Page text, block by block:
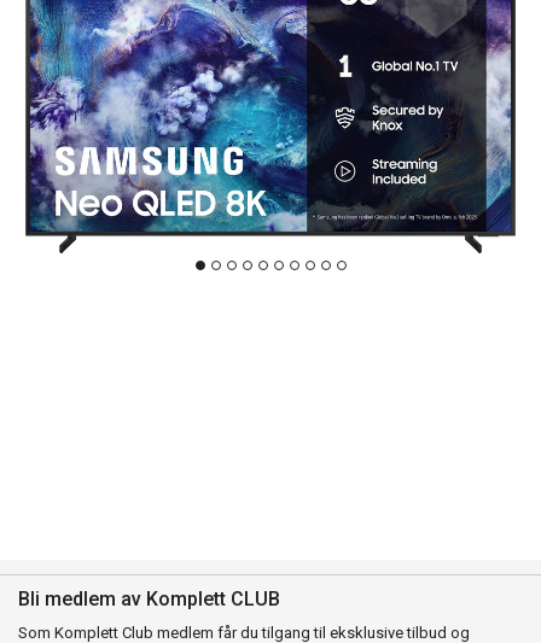
Bli medlem av Komplett CLUB
Som Komplett Club medlem får du tilgang til eksklusive tilbud og